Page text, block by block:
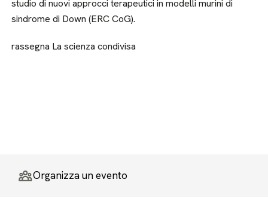
studio di nuovi approcci terapeutici in modelli murini di
sindrome di Down (ERC CoG).
rassegna La scienza condivisa
Organizza un evento